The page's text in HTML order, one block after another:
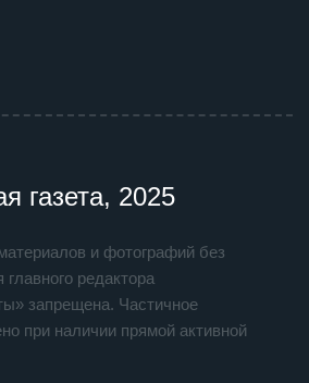
газета, 2025
и фотографий без
главного редактора
запрещена. Частичное
при наличии прямой активной